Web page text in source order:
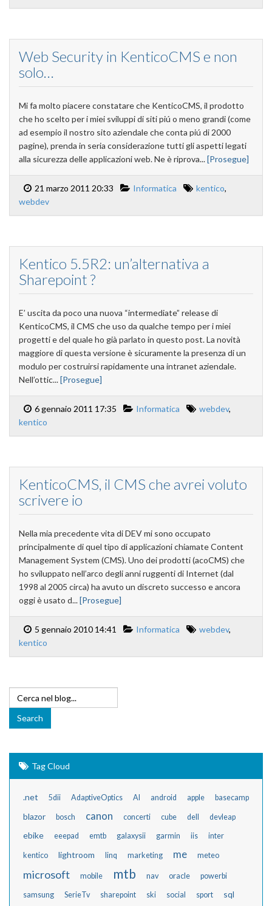
Web Security in KenticoCMS e non
solo…
Mi fa molto piacere constatare che KenticoCMS, il prodotto
che ho scelto per i miei sviluppi di siti piú o meno grandi (come
ad esempio il nostro sito aziendale che conta piú di 2000
pagine), prenda in seria considerazione tutti gli aspetti legati
alla sicurezza delle applicazioni web. Ne è riprova...[Prosegue]
21 marzo 2011 20:33 Informatica kentico,
webdev
Kentico 5.5R2: un’alternativa a
Sharepoint ?
E’ uscita da poco una nuova “intermediate” release di
KenticoCMS, il CMS che uso da qualche tempo per i miei
progetti e del quale ho già parlato in questo post. La novità
maggiore di questa versione è sicuramente la presenza di un
modulo per costruirsi rapidamente una intranet aziendale.
Nell’ottic...[Prosegue]
6 gennaio 2011 17:35 Informatica webdev,
kentico
KenticoCMS, il CMS che avrei voluto
scrivere io
Nella mia precedente vita di DEV mi sono occupato
principalmente di quel tipo di applicazioni chiamate Content
Management System (CMS). Uno dei prodotti (acoCMS) che
ho sviluppato nell’arco degli anni ruggenti di Internet (dal
1998 al 2005 circa) ha avuto un discreto successo e ancora
oggi è usato d...[Prosegue]
5 gennaio 2010 14:41 Informatica webdev,
kentico
Tag Cloud
.net 5dii AdaptiveOptics AI android apple basecamp
blazor bosch canon concerti cube dell devleap
ebike eeepad emtb galaxysii garmin iis inter
kentico lightroom linq marketing me meteo
microsoft mobile mtb nav oracle powerbi
samsung SerieTv sharepoint ski social sport sql